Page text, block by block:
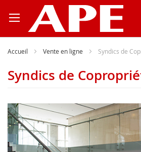
au
contenu
Accueil Vente en ligne Syndics de
Syndics de